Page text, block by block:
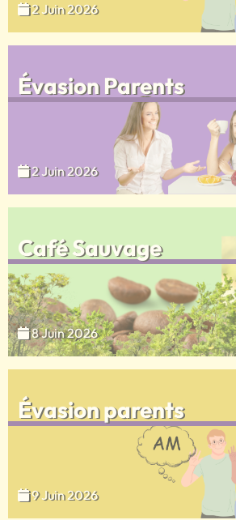
2 Juin 2026
Évasion Parents
2 Juin 2026
Café Sauvage
8 Juin 2026
Évasion parents
9 Juin 2026